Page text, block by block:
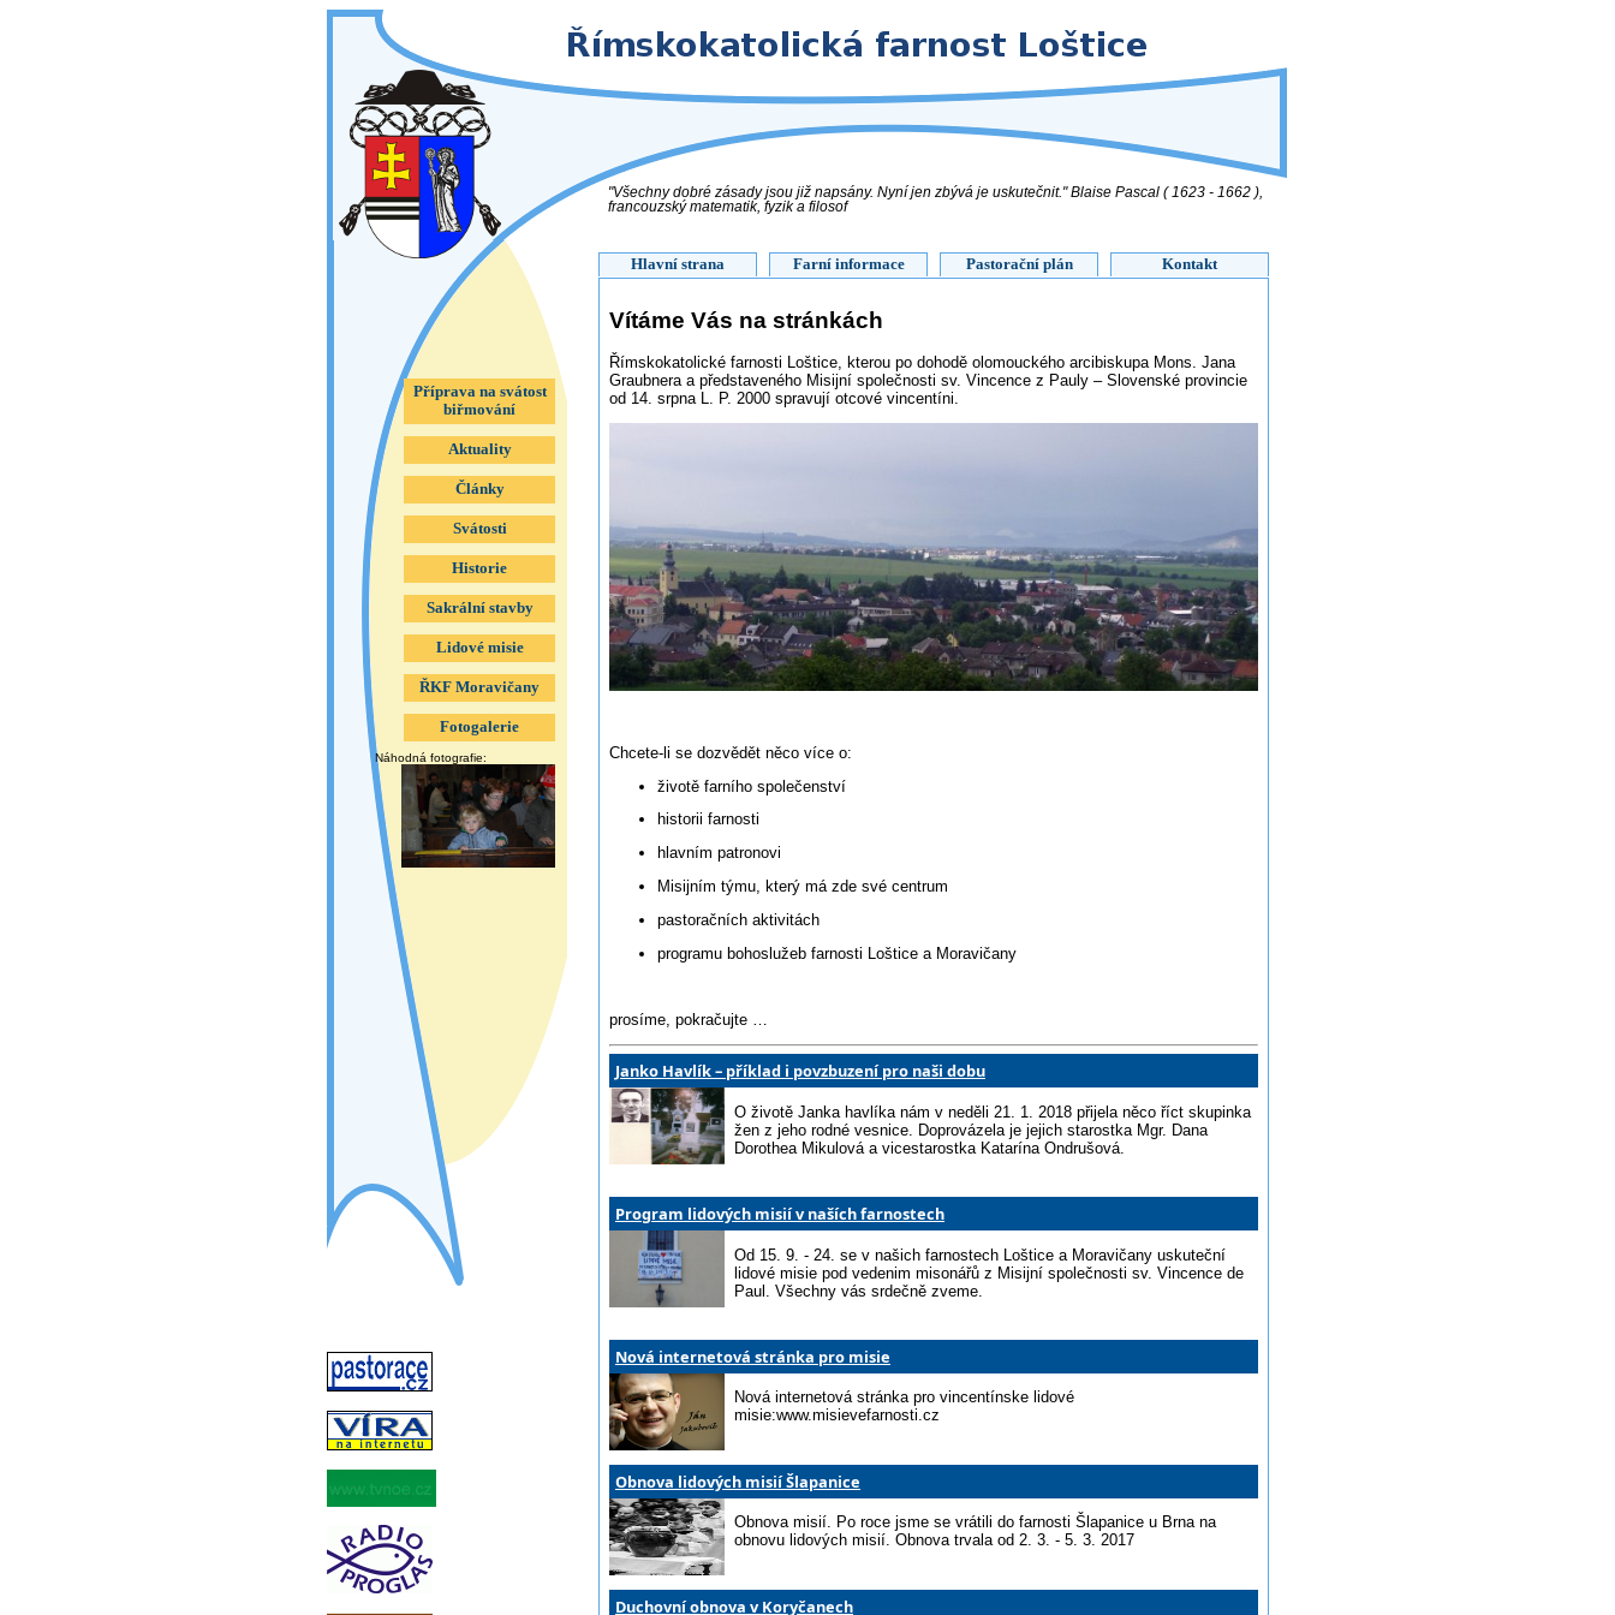
"Všechny dobré zásady jsou již napsány. Nyní jen zbývá je uskutečnit." Blaise Pascal ( 1623 - 1662 ),
francouzský matematik, fyzik a filosof
Hlavní strana Farní informace Pastorační plán Kontakt
Vítáme Vás na stránkách
Římskokatolické farnosti Loštice, kterou po dohodě olomouckého arcibiskupa Mons. Jana
Graubnera a představeného Misijní společnosti sv. Vincence z Pauly – Slovenské provincie
od 14. srpna L. P. 2000 spravují otcové vincentíni.
Chcete-li se dozvědět něco více o:
životě farního společenství
historii farnosti
hlavním patronovi
Misijním týmu, který má zde své centrum
pastoračních aktivitách
programu bohoslužeb farnosti Loštice a Moravičany
prosíme, pokračujte …
Janko Havlík – příklad i povzbuzení pro naši dobu
O životě Janka havlíka nám v neděli 21. 1. 2018 přijela něco říct skupinka
žen z jeho rodné vesnice. Doprovázela je jejich starostka Mgr. Dana
Dorothea Mikulová a vicestarostka Katarína Ondrušová.
Program lidových misií v naších farnostech
Od 15. 9. - 24. se v našich farnostech Loštice a Moravičany uskuteční
lidové misie pod vedenim misonářů z Misijní společnosti sv. Vincence de
Paul. Všechny vás srdečně zveme.
Nová internetová stránka pro misie
Nová internetová stránka pro vincentínske lidové
misie:www.misievefarnosti.cz
Obnova lidových misií Šlapanice
Obnova misií. Po roce jsme se vrátili do farnosti Šlapanice u Brna na
obnovu lidových misií. Obnova trvala od 2. 3. - 5. 3. 2017
Duchovní obnova v Koryčanech
Příprava na svátost
biřmování
Aktuality
Články
Svátosti
Historie
Sakrální stavby
Lidové misie
ŘKF Moravičany
Fotogalerie
Náhodná fotografie: